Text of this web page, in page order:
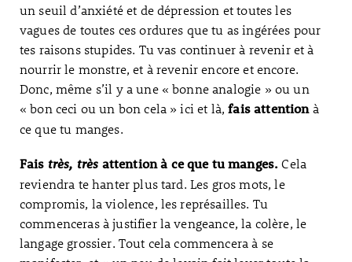
un seuil d’anxiété et de dépression et toutes les
vagues de toutes ces ordures que tu as ingérées pour
tes raisons stupides. Tu vas continuer à revenir et à
nourrir le monstre, et à revenir encore et encore.
Donc, même s’il y a une « bonne analogie » ou un
« bon ceci ou un bon cela » ici et là,fais attentionà
ce que tu manges.
Fais très, très attention à ce que tu manges. Cela
reviendra te hanter plus tard. Les gros mots, le
compromis, la violence, les représailles. Tu
commenceras à justifier la vengeance, la colère, le
langage grossier. Tout cela commencera à se